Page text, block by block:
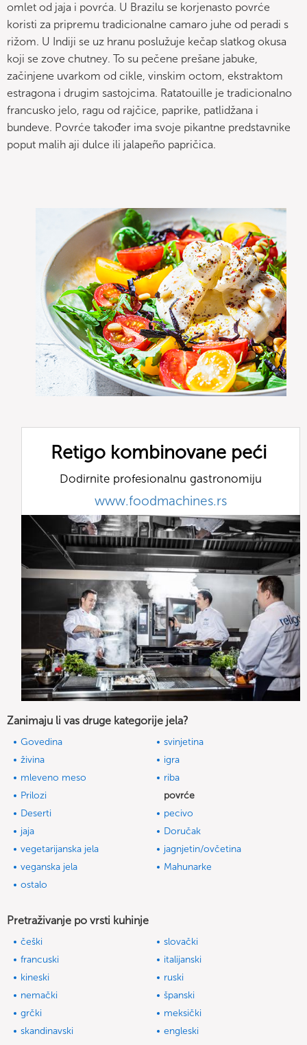
omlet od jaja i povrća. U Brazilu se korjenasto povrće
koristi za pripremu tradicionalne camaro juhe od peradi s
rižom. U Indiji se uz hranu poslužuje kečap slatkog okusa
koji se zove chutney. To su pečene prešane jabuke,
začinjene uvarkom od cikle, vinskim octom, ekstraktom
estragona i drugim sastojcima. Ratatouille je tradicionalno
francusko jelo, ragu od rajčice, paprike, patlidžana i
bundeve. Povrće također ima svoje pikantne predstavnike
poput malih aji dulce ili jalapeño papričica.
Retigo kombinovane peći
Dodirnite profesionalnu gastronomiju
www.foodmachines.rs
Zanimaju li vas druge kategorije jela?
Govedina
svinjetina
živina
igra
mleveno meso
riba
Prilozi
povrće
Deserti
pecivo
jaja
Doručak
vegetarijanska jela
jagnjetin/ovčetina
veganska jela
Mahunarke
ostalo
Pretraživanje po vrsti kuhinje
češki
slovački
francuski
italijanski
kineski
ruski
nemački
španski
grčki
meksički
skandinavski
engleski